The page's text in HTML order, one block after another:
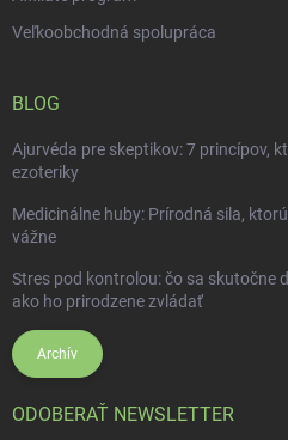
Veľkoobchodná spolupráca
BLOG
Ajurvéda pre skeptikov: 7 princípov,
ezoteriky
Medicinálne huby: Prírodná sila,
vážne
Stres pod kontrolou: čo sa skutočne
ako ho prirodzene zvládať
Archív
ODOBERAŤ NEWSLETTER